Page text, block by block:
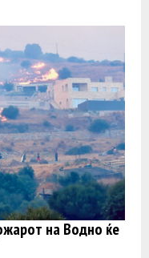
на Водно ќе